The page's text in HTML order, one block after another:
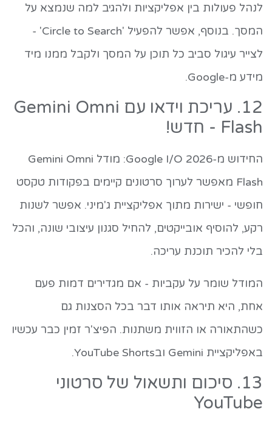
לנהל פעולות בין אפליקציות ולהגיב למה שנמצא על
המסך. בנוסף, אפשר להפעיל 'Circle to Search' -
לצייר עיגול סביב כל תוכן על המסך ולקבל ממנו מיד
מידע מ-Google.
12. עריכת וידאו עם Gemini Omni
Flash - חדש!
החידוש מ-Google I/O 2026: מודל Gemini Omni
Flash מאפשר לערוך סרטונים קיימים בפקודות טקסט
חופשי - ישירות מתוך אפליקציית ג'מיני. אפשר לשנות
רקע, להוסיף אובייקטים, להחיל סגנון עיצובי שונה, והכל
בלי להכיר תוכנת עריכה.
המודל שומר על עקביות - אם מגדירים דמות פעם
אחת, היא תיראה אותו דבר בכל הסצנות גם
כשהתאורה או הזווית משתנות. הפיצ'ר זמין כבר עכשיו
באפליקציית Gemini ובYouTube Shorts.
13. סיכום ותשאול של סרטוני
YouTube